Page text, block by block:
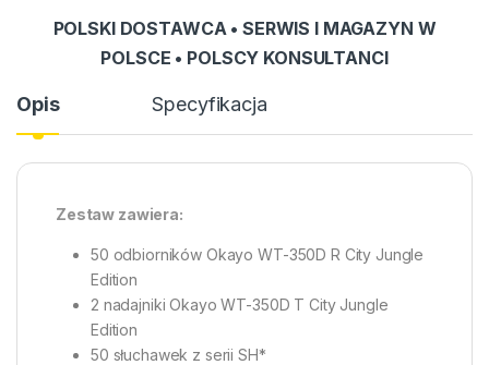
POLSKI DOSTAWCA • SERWIS I MAGAZYN W
POLSCE • POLSCY KONSULTANCI
Opis Specyfikacja
Zestaw zawiera:
50 odbiorników Okayo WT-350D R City Jungle
Edition
2 nadajniki Okayo WT-350D T City Jungle
Edition
50 słuchawek z serii SH*